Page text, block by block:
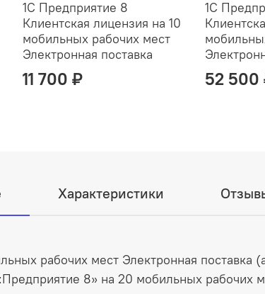
1С Предприятие 8
Клиентская лицензия на 10
мобильных рабочих мест
Электронная поставка
11 700 ₽
1С
52 500
Характеристики
рабочих мест Электронная поставка
8» на 20 мобильных рабочих